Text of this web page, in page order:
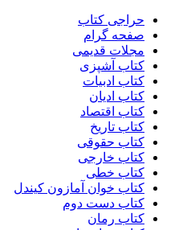
حراجی کتاب
صفحه گرام
مجلات قدیمی
کتاب آشپزی
کتاب ادبیات
کتاب ادیان
کتاب اقتصاد
کتاب تاریخ
کتاب حقوقی
کتاب خارجی
کتاب خطی
کتاب خوان آمازون کیندل
کتاب دست دوم
کتاب رمان